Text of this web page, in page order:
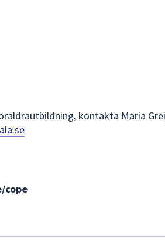
kontakta Maria
cope